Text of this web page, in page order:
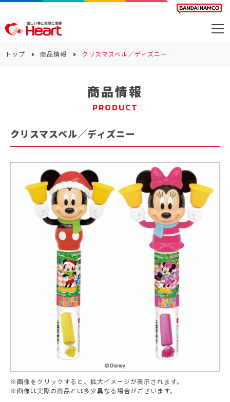
サステナビリティ
トップ 商品情報 クリスマスベル／ディズニー
商品情報
PRODUCT
クリスマスベル／ディズニー
※画像をクリックすると、拡大イメージが表示されます。
※画像は実際の商品とは多少異なる場合がございます。